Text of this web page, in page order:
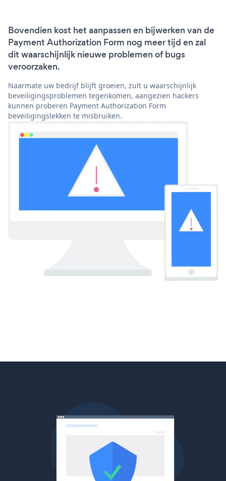
Bovendien kost het aanpassen en bijwerken van de
Payment Authorization Form nog meer tijd en zal
dit waarschijnlijk nieuwe problemen of bugs
veroorzaken.
Naarmate uw bedrijf blijft groeien, zult u waarschijnlijk
beveiligingsproblemen tegenkomen, aangezien hackers
kunnen proberen Payment Authorization Form
beveiligingslekken te misbruiken.